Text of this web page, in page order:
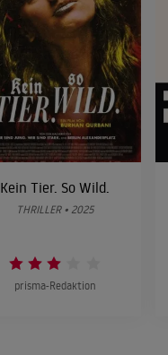
Kein Tier. So Wild.
THRILLER • 2025
prisma-Redaktion